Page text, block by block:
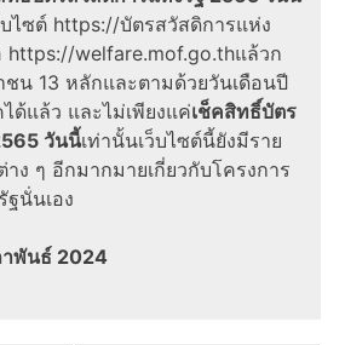
ไซต์ https://บัตรสวัสดิการแห่ง
https://welfare.mof.go.thแล้วก
ชน 13 หลักและตามด้วยวันเดือนปี
ได้แล้ว และไม่เพียงแค่เช็คสิทธิ์บัตร
วันนี้เท่านั้นเว็บไซต์นี้ยังมีราย
ง ๆ อีกมากมายเกี่ยวกับโครงการ
ฐนั่นเอง
พันธ์ 2024